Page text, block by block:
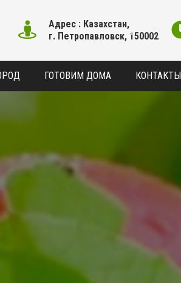
Адрес : Казахстан,
г. Петропавловск, 150002
ГОТОВИМ ДОМА КОНТАКТЫ